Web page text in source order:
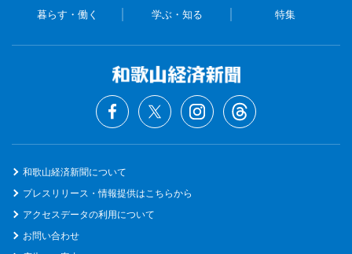
暮らす・働く 学ぶ・知る 特集
和歌山経済新聞について
プレスリリース・情報提供はこちらから
アクセスデータの利用について
お問い合わせ